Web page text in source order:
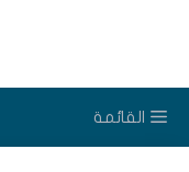
القائمة